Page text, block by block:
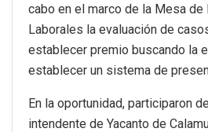
cabo en el marco de la Mesa de
Laborales la evaluación de
establecer premio buscando la
establecer un sistema de
En la oportunidad, participaron
intendente de Yacanto de